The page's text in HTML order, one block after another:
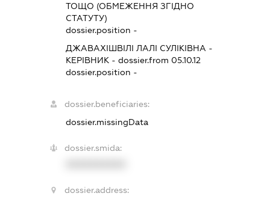
ТОЩО (ОБМЕЖЕННЯ ЗГІДНО
СТАТУТУ)
dossier.position -
ДЖАВАХІШВІЛІ ЛАЛІ СУЛІКІВНА -
КЕРІВНИК - dossier.from 05.10.12
dossier.position -
dossier.beneficiaries:
dossier.missingData
dossier.smida:
dossier.address: